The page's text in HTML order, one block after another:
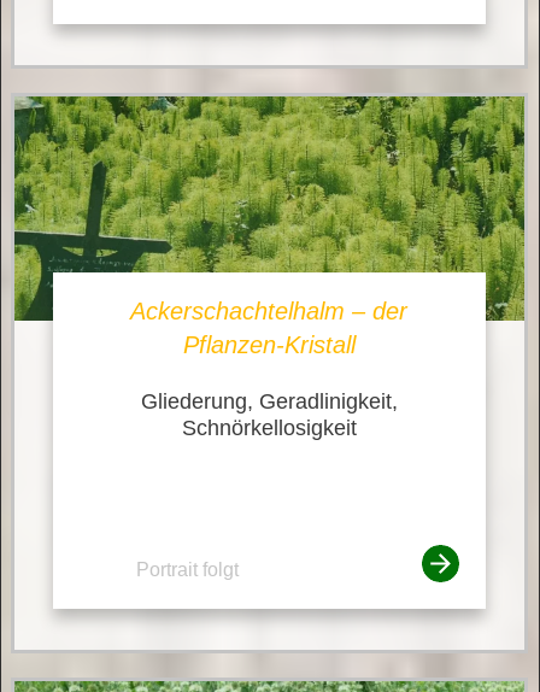
Ackerschachtelhalm – der
Pflanzen-Kristall
Gliederung, Geradlinigkeit,
Schnörkellosigkeit
Portrait folgt